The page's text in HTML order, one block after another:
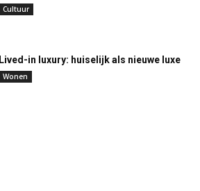
Cultuur
Lived-in luxury: huiselijk als nieuwe luxe
Wonen